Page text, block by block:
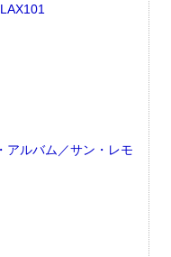
アルバム／サン・レモ